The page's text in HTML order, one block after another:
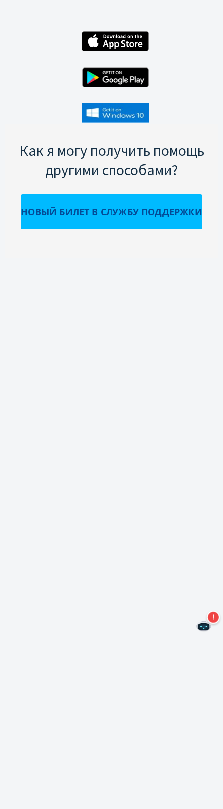
Как я могу получить помощь
другими способами?
НОВЫЙ БИЛЕТ В СЛУЖБУ ПОДДЕРЖКИ